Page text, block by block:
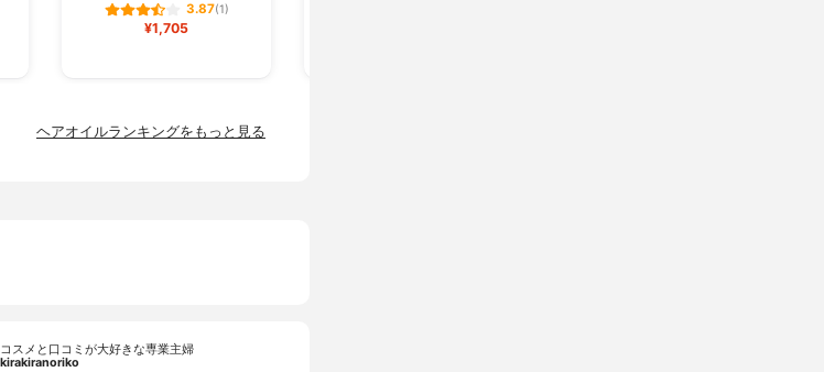
3.87(1)
¥1,705
ヘアオイルランキングをもっと見る
コスメと口コミが大好きな専業主婦
kirakiranoriko